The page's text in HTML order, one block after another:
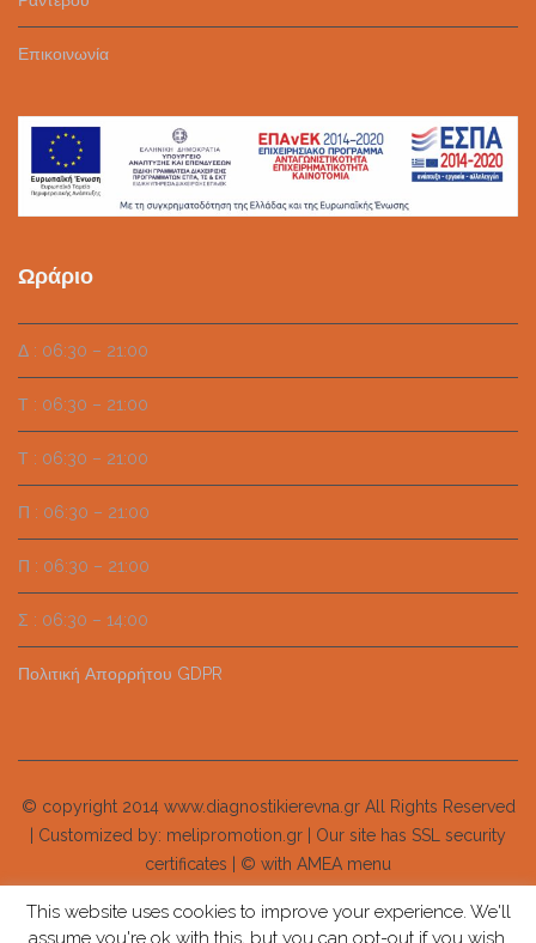
Επικοινωνία
Ωράριο
Δ : 06:30 – 21:00
Τ : 06:30 – 21:00
Τ : 06:30 – 21:00
Π : 06:30 – 21:00
Π : 06:30 – 21:00
Σ : 06:30 – 14:00
Πολιτική Απορρήτου GDPR
© copyright 2014 www.diagnostikierevna.gr All Rights Reserved
| Customized by: melipromotion.gr
| Our site has SSL security
certificates | © with AMEA menu
This website uses cookies to improve your experience. We'll
assume you're ok with this, but you can opt-out if you wish.